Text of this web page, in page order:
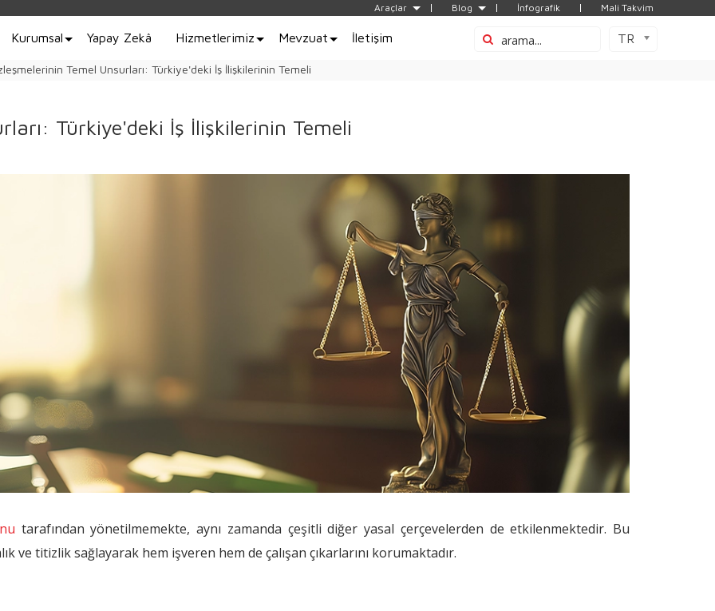
Araçlar Blog İnfografik Mali Takvim
Kurumsal Yapay Zekâ Hizmetlerimiz Mevzuat İletişim TR
Temel Unsurları: Türkiye'deki İş İlişkilerinin Temeli
Türkiye'deki İş İlişkilerinin Temeli
tarafından yönetilmemekte, aynı zamanda çeşitli diğer yasal çerçevelerden de etkilenmektedir. Bu
ve titizlik sağlayarak hem işveren hem de çalışan çıkarlarını korumaktadır.